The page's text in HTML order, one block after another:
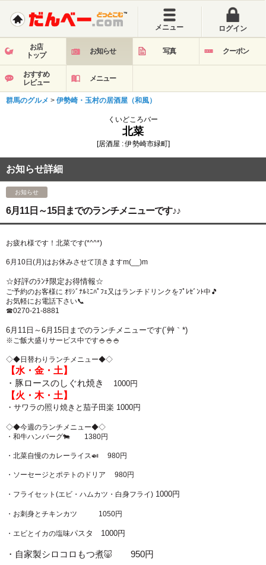
メニュー ログイン
お店
トップ
お知らせ 写真 クーポン
おすすめ
レビュー
メニュー
群馬のグルメ > 伊勢崎・玉村の居酒屋（和風）
くいどころバー
北菜
[居酒屋 : 伊勢崎市緑町]
お知らせ詳細
お知らせ
6月11日～15日までのランチメニューです♪♪
お疲れ様です！北菜です(*^^*)
6月10日(月)はお休みさせて頂きますm(__)m
☆好評のﾗﾝﾁ限定お得情報☆
ご予約のお客様に ｵﾘｼﾞﾅﾙﾐﾆﾊﾟﾌｪ又はランチドリンクをﾌﾟﾚｾﾞﾝﾄ中🎵
お気軽にお電話下さい📞
☎0270-21-8881
6月11日～6月15 日 までのランチメニューです(´艸｀*)
※ご飯大盛りサービス中です🍚🍚🍚
◇◆日替わりランチメニュー◆◇
【水・金・土】
・豚ロースのしぐれ焼き 1000円
【火・木・土】
・サワラの照り焼きと茄子田楽 1000円
◇◆今週のランチメニュー◆◇
・和牛ハンバーグ🐄 1380円
・北菜自慢のカレーライス🍛 980円
・ソーセージとポテトのドリア 980円
・フライセット(エビ・ハムカツ・白身フライ) 1000円
・お刺身とチキンカツ 1050円
・エビとイカの塩味パスタ 1000円
・自家製シロコロもつ煮🐷 950円